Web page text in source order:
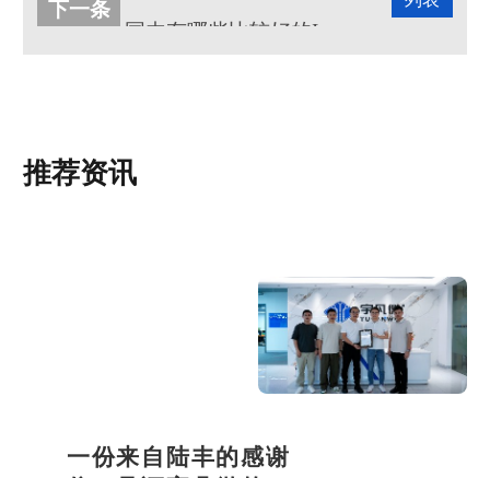
下一条
国内有哪些比较好的IC厂家？
推荐资讯
一份来自陆丰的感谢